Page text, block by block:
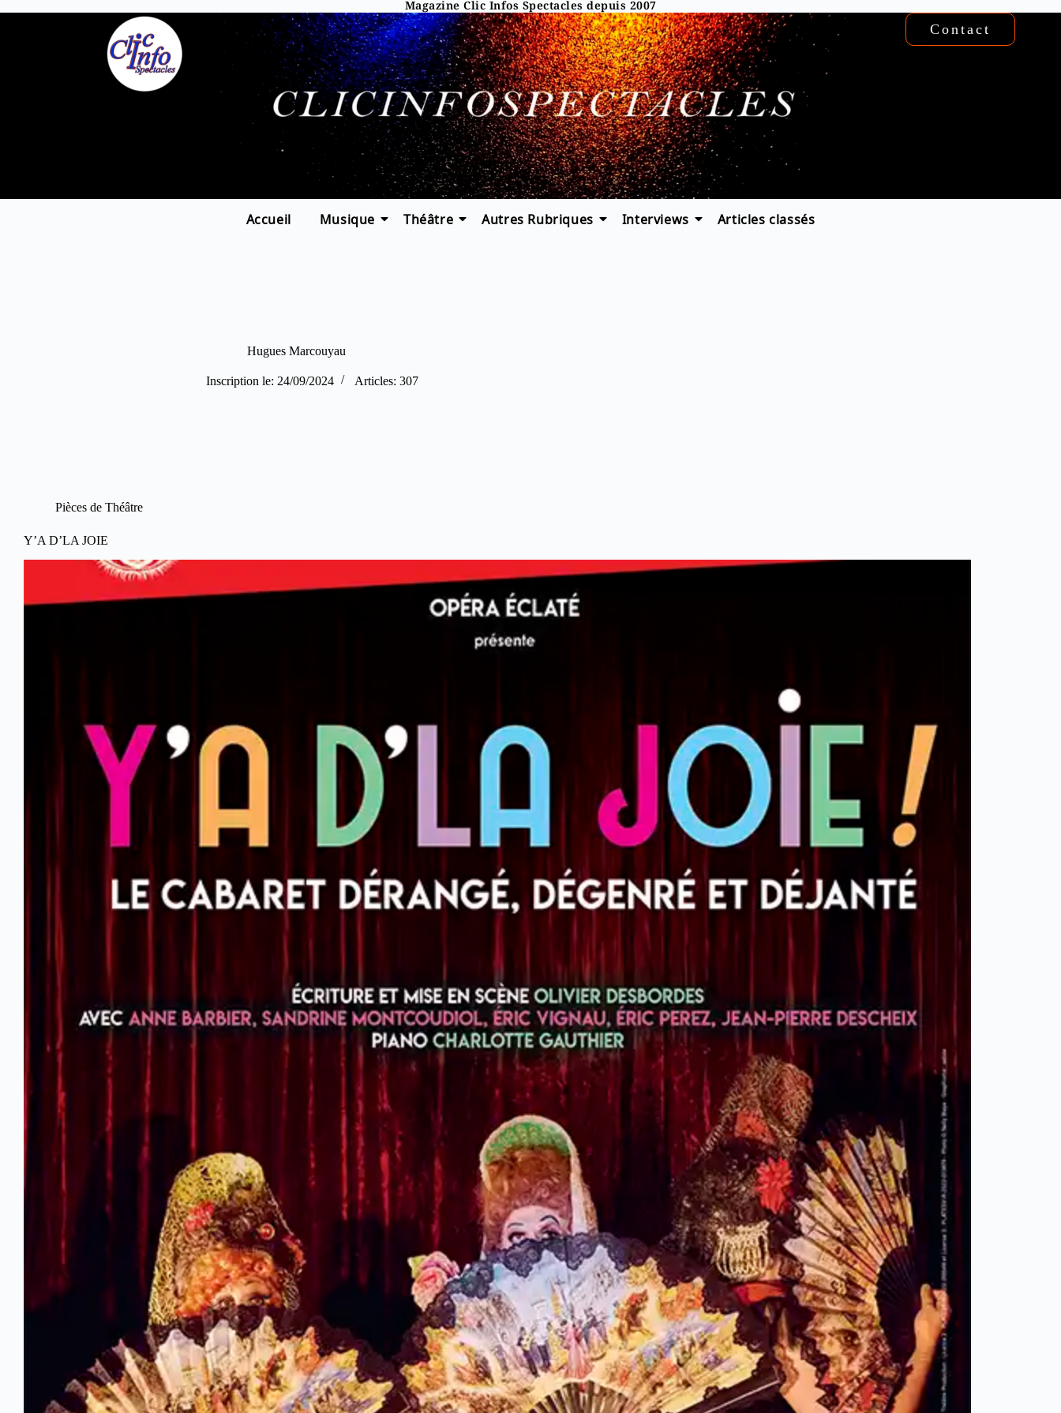
Magazine Clic Infos Spectacles depuis 2007
Contact
Accueil Musique Théâtre Autres Rubriques Interviews Articles classés
Hugues Marcouyau
Inscription le: 24/09/2024 Articles: 307
Pièces de Théâtre
Y’A D’LA JOIE